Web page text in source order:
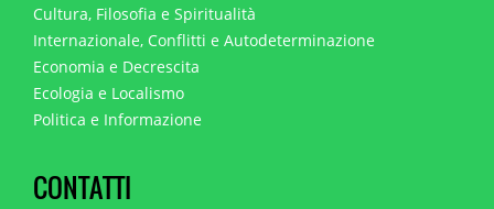
Cultura, Filosofia e Spiritualità
Internazionale, Conflitti e Autodeterminazione
Economia e Decrescita
Ecologia e Localismo
Politica e Informazione
CONTATTI